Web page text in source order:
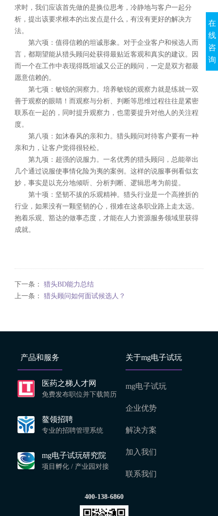
求时，我们应该首先做的是换位思考，冷静地与客户一起分
析，提出该要求根本的出发点是什么，有没有更好的解决方
法。
第六项：值得信赖的坦诚形象。对于企业客户和候选人而
言，都期望能从猎头顾问处获得最贴近客观和真实的建议。因
而一个在工作中表现得既坦诚又公正的顾问，一定是双方都最
愿意信赖的。
第七项：敏锐的洞察力。培养敏锐的观察力就是练就一双
善于观察的眼睛！而观察与分析、判断等思维过程往往是紧密
联系在一起的，同时提升观察力，也需要提升对他人的关注程
度。
第八项：如沐春风的亲和力。猎头顾问对待客户要有一种
亲和力，让客户觉得很轻松。
第九项：超强的说服力。一名优秀的猎头顾问，总能举出
几个通过说服使事情化险为夷的案例。这样的说服事例看似玄
妙，事实是以充分地倾听、分析判断、逻辑思考为前提。
第十项：坚韧不拔的乐观精神。猎头行业是一个高挫折的
行业，如果没有一颗坚韧的心，很难在这条职业路上走太远。
抱着乐观、豁达的做事态度，才能在人力资源服务领域里获得
成就。
下一条： 猎头BD能力总结
上一条： 猎头顾问如何面试候选人？
产品和服务
医药之梯人才网
免费发布职位并下载简历
鳌领招聘
专业的招聘管理系统
mg电子试玩研究院
项目孵化 / 产业园对接
关于mg电子试玩
mg电子试玩
企业优势
解决方案
加入我们
联系我们
400-138-6860
在
线
咨
询